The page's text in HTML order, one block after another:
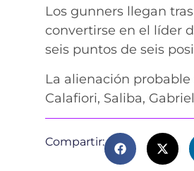
Los gunners llegan
convertirse en el líder
seis puntos de seis
La alienación
Calafiori, Saliba,
Compartir: